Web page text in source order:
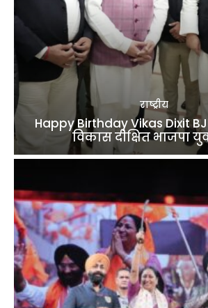
राष्ट्रीय
Happy Birthday Vikas Dixit
विकास दीक्षित भाजपा